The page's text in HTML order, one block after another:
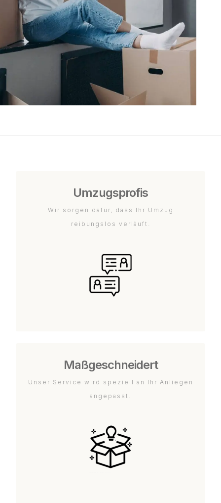
Umzugsprofis
Wir sorgen dafür, dass Ihr Umzug
reibungslos verläuft.
Maßgeschneidert
Unser Service wird speziell an Ihr Anliegen
angepasst.